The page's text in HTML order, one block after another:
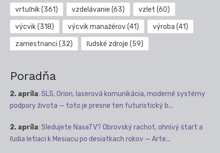
vrtuľník(361) vzdelávanie (63) vzlet (60)
výcvik(318) výcvik manažérov(41) výroba (41)
zamestnanci (32) ľudské zdroje (59)
Poradňa
2. apríla: SLS, Orion, laserová komunikácia, moderné systémy
podpory života — toto je presne ten futuristický b...
2. apríla: Sledujete NasaTV? Obrovský rachot, ohnivý štart a
ľudia letiaci k Mesiacu po desiatkach rokov — Arte...